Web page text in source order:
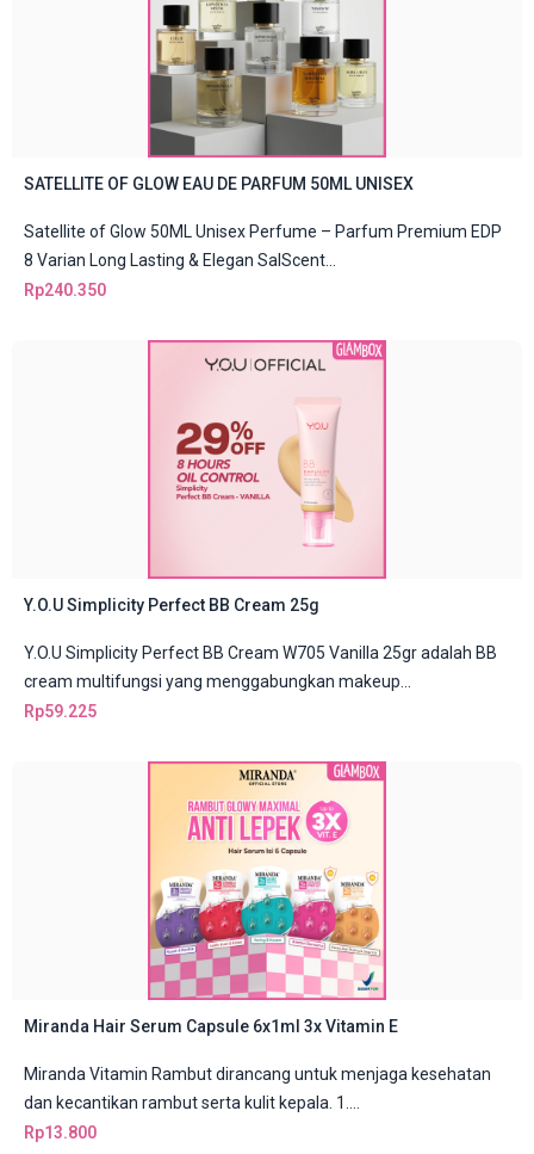
SATELLITE OF GLOW EAU DE PARFUM 50ML UNISEX
Satellite of Glow 50ML Unisex Perfume – Parfum Premium EDP
8 Varian Long Lasting & Elegan SalScent...
Rp240.350
Y.O.U Simplicity Perfect BB Cream 25g
Y.O.U Simplicity Perfect BB Cream W705 Vanilla 25gr adalah BB
cream multifungsi yang menggabungkan makeup...
Rp59.225
Miranda Hair Serum Capsule 6x1ml 3x Vitamin E
Miranda Vitamin Rambut dirancang untuk menjaga kesehatan
dan kecantikan rambut serta kulit kepala. 1....
Rp13.800